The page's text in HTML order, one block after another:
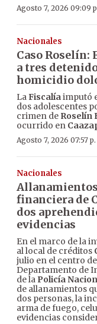
Agosto 7, 2026 09:09
Nacionales
Caso Roselín:
a tres
homicidio
LaFiscalíaimputó
dos adolescentes
crimen de Roselín
ocurrido en
Agosto 7, 2026 07:57 p.
Nacionales
financiera de
dos
evidencias
En el marco de la
al local de créditos
julio en el centro de
Departamento de
de la Policía
de allanamientos
dos personas, la
arma de fuego,
evidencias